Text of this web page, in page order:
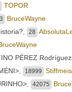
TOPOR
BruceWayne
28
PÉREZ
18999
42075